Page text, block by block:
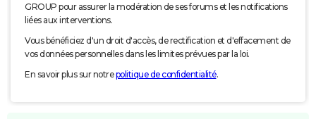
GROUP pour assurer la modération de ses forums et les notifications
liées aux interventions.
Vous bénéficiez d'un droit d'accès, de rectification et d'effacement de
vos données personnelles dans les limites prévues par la loi.
En savoir plus sur notrepolitique de confidentialité.